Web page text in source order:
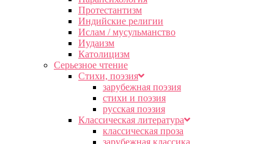
Протестантизм
Индийские религии
Ислам / мусульманство
Иудаизм
Католицизм
Серьезное чтение
Cтихи, поэзия
зарубежная поэзия
стихи и поэзия
русская поэзия
Классическая литература
классическая проза
зарубежная классика